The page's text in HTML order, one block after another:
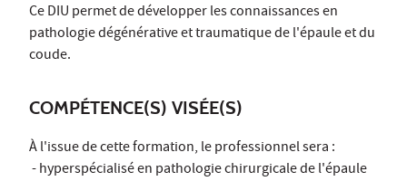
Ce DIU permet de développer les connaissances en
pathologie dégénérative et traumatique de l'épaule et du
coude.
COMPÉTENCE(S) VISÉE(S)
À l'issue de cette formation, le professionnel sera :
- hyperspécialisé en pathologie chirurgicale de l'épaule